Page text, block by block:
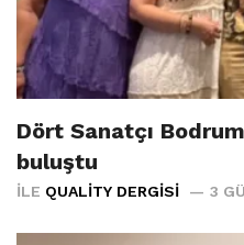
Dört Sanatçı
buluştu
İLE QUALITY DERGISI 3